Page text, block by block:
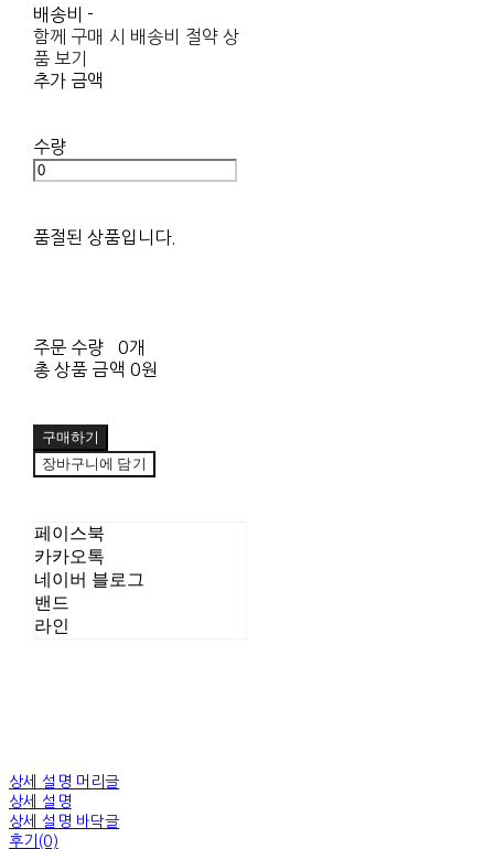
배송비-
함께 구매 시 배송비 절약 상
품 보기
추가 금액
수량
품절된 상품입니다.
주문 수량
0개
총 상품 금액 0원
구매하기
장바구니에 담기
페이스북
카카오톡
네이버 블로그
밴드
라인
상세 설명 머리글
상세 설명
상세 설명 바닥글
후기(0)